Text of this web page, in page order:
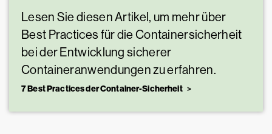
Lesen Sie diesen Artikel, um mehr über
Best Practices für die Containersicherheit
bei der Entwicklung sicherer
Containeranwendungen zu erfahren.
7 Best Practices der Container-Sicherheit